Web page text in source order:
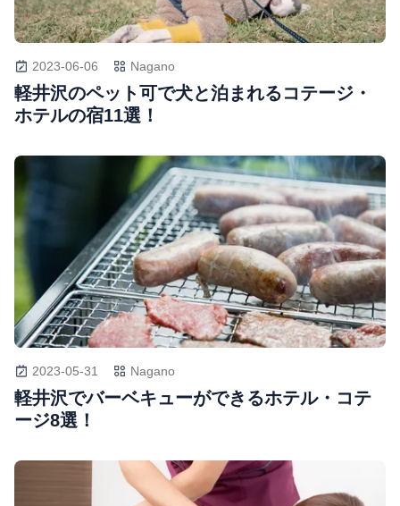
2023-06-06 Nagano
軽井沢のペット可で犬と泊まれるコテージ・
ホテルの宿11選！
2023-05-31 Nagano
軽井沢でバーベキューができるホテル・コテ
ージ8選！